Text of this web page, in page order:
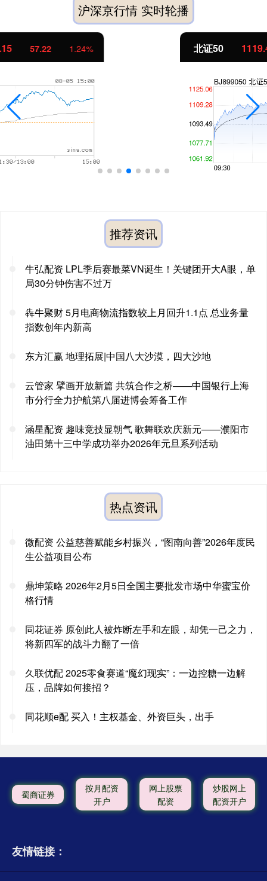
沪深京行情 实时轮播
北证50 2.38%
推荐资讯
牛弘配资 LPL季后赛最菜VN诞生！关键团开大A眼，单
局30分钟伤害不过万
犇牛聚财 5月电商物流指数较上月回升1.1点 总业务量
指数创年内新高
东方汇赢 地理拓展|中国八大沙漠，四大沙地
云管家 擘画开放新篇 共筑合作之桥——中国银行上海
市分行全力护航第八届进博会筹备工作
涵星配资 趣味竞技显朝气 歌舞联欢庆新元——濮阳市
油田第十三中学成功举办2026年元旦系列活动
热点资讯
微配资 公益慈善赋能乡村振兴，“图南向善”2026年度民
生公益项目公布
鼎坤策略 2026年2月5日全国主要批发市场中华蜜宝价
格行情
同花证券 原创此人被炸断左手和左眼，却凭一己之力，
将新四军的战斗力翻了一倍
久联优配 2025零食赛道“魔幻现实”：一边控糖一边解
压，品牌如何接招？
同花顺e配 买入！主权基金、外资巨头，出手
蜀商证券
按月配资
开户
网上股票
配资
炒股网上
配资开户
友情链接：